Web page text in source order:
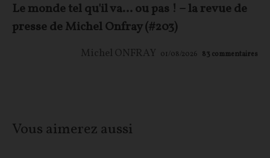
Le monde tel qu'il va… ou pas ! – la revue de
presse de Michel Onfray (#203)
Michel ONFRAY 01/08/2026 83 commentaires
Vous aimerez aussi